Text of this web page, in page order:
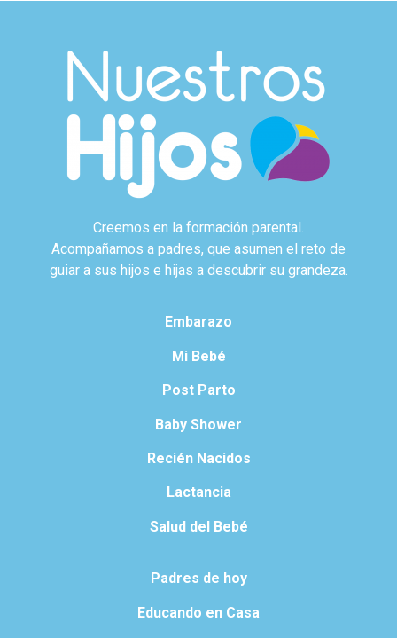
Creemos en la formación parental.
Acompañamos a padres, que asumen el reto de
guiar a sus hijos e hijas a descubrir su grandeza.
Embarazo
Mi Bebé
Post Parto
Baby Shower
Recién Nacidos
Lactancia
Salud del Bebé
Padres de hoy
Educando en Casa